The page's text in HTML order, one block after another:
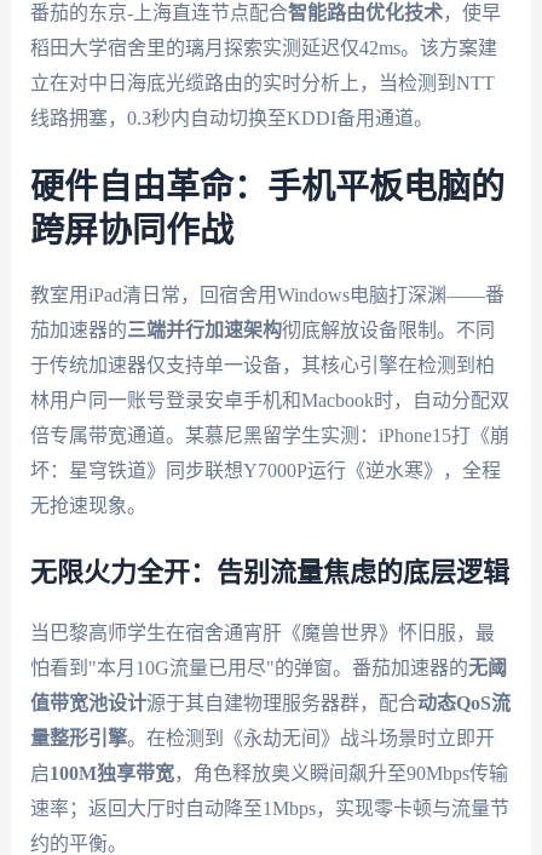
番茄的东京-上海直连节点配合智能路由优化技术，使早
稻田大学宿舍里的璃月探索实测延迟仅42ms。该方案建
立在对中日海底光缆路由的实时分析上，当检测到NTT
线路拥塞，0.3秒内自动切换至KDDI备用通道。
硬件自由革命：手机平板电脑的
跨屏协同作战
教室用iPad清日常，回宿舍用Windows电脑打深渊——番
茄加速器的三端并行加速架构彻底解放设备限制。不同
于传统加速器仅支持单一设备，其核心引擎在检测到柏
林用户同一账号登录安卓手机和Macbook时，自动分配双
倍专属带宽通道。某慕尼黑留学生实测：iPhone15打《崩
坏：星穹铁道》同步联想Y7000P运行《逆水寒》，全程
无抢速现象。
无限火力全开：告别流量焦虑的底层逻辑
当巴黎高师学生在宿舍通宵肝《魔兽世界》怀旧服，最
怕看到"本月10G流量已用尽"的弹窗。番茄加速器的无阈
值带宽池设计源于其自建物理服务器群，配合动态QoS流
量整形引擎。在检测到《永劫无间》战斗场景时立即开
启100M独享带宽，角色释放奥义瞬间飙升至90Mbps传输
速率；返回大厅时自动降至1Mbps，实现零卡顿与流量节
约的平衡。